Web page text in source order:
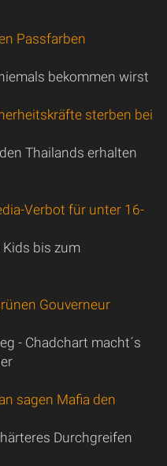
Passfarben
bekommen wirst
sterben bei
Thailands erhalten
Verbot für unter 16-
bis zum
Gouverneur
- Chadchart macht´s
sagen Mafia den
Durchgreifen